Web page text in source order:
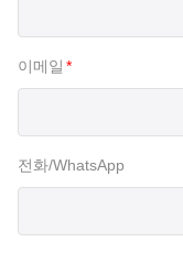
이메일 *
전화/WhatsApp